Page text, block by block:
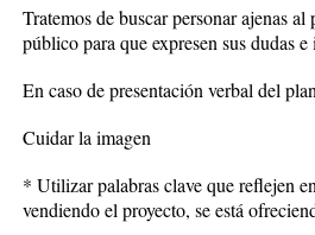
Tratemos de buscar personar ajenas
público para que expresen sus dudas
En caso de presentación verbal del
Cuidar la imagen
* Utilizar palabras clave que reflejen
vendiendo el proyecto, se está